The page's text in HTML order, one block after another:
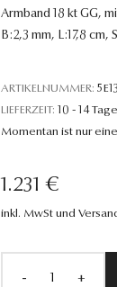
Armband 18 kt GG,
B:2,3 mm, L:17,8 cm,
ARTIKELNUMMER:
LIEFERZEIT: 10 - 14 Tage
Momentan ist nur
1.231 €
inkl. MwSt und
- +